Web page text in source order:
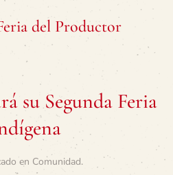
del Productor
su Segunda Feria
en Comunidad.